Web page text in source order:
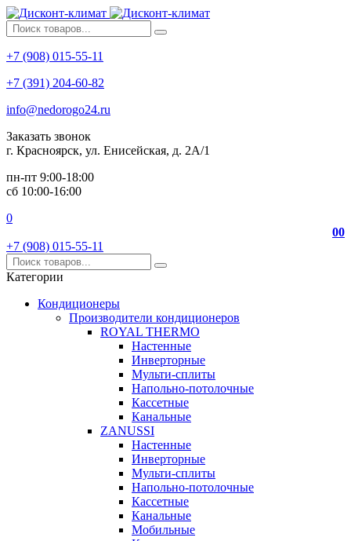
+7 (908) 015-55-11
+7 (391) 204-60-82
info@nedorogo24.ru
Заказать звонок
г. Красноярск, ул. Енисейская, д. 2А/1
пн-пт 9:00-18:00
сб 10:00-16:00
0
00
+7 (908) 015-55-11
Категории
Кондиционеры
Производители кондиционеров
ROYAL THERMO
Настенные
Инверторные
Мульти-сплиты
Напольно-потолочные
Кассетные
Канальные
ZANUSSI
Настенные
Инверторные
Мульти-сплиты
Напольно-потолочные
Кассетные
Канальные
Мобильные